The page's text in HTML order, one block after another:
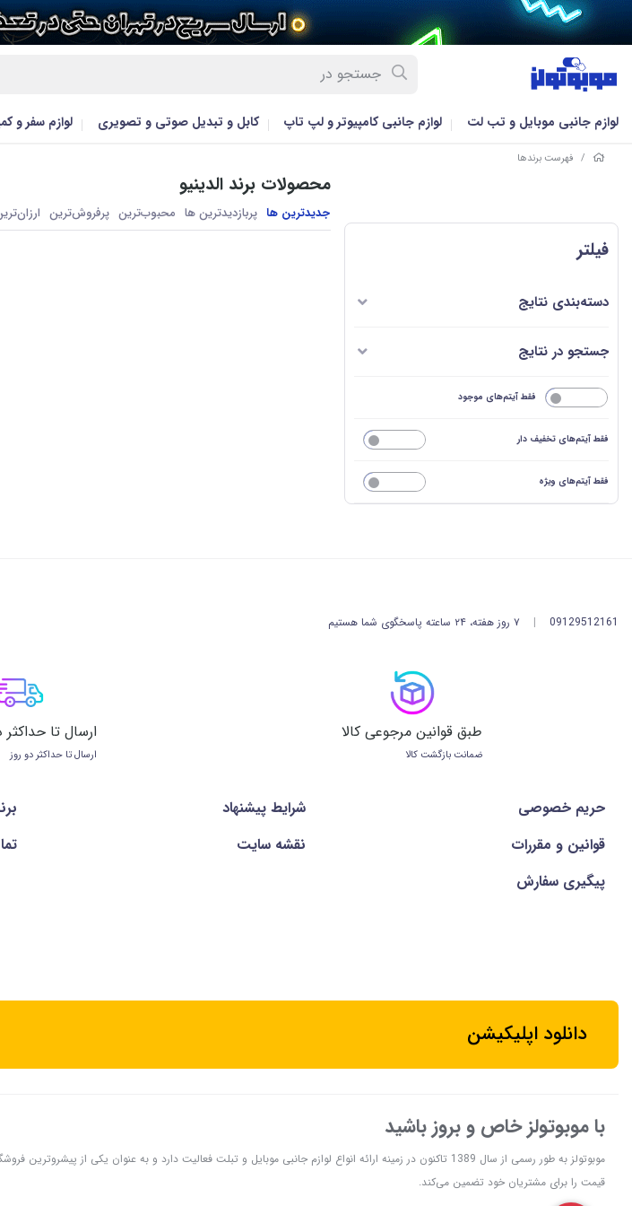
لوازم جانبی موبایل و تب لت لوازم جانبی کامپیوتر و لپ تاپ کابل و تبدیل صوتی و تصویری لوازم سفر و
/ فهرست برندها
فیلتر
دسته‌بندی نتایج
جستجو در نتایج
فقط آیتم‌های موجود
فقط آیتم‌های تخفیف دار
فقط آیتم‌های ویژه
محصولات برند الدینیو
جدیدترین ها پربازدیدترین ها محبوب‌‌ترین پرفروش‌ترین
09129512161
| ۷ روز هفته، ۲۴ ساعته پاسخگوی شما هستیم
طبق قوانین مرجوعی کالا
ضمانت بازگشت کالا
ارسال تا
ارسال تا حداکثر دو روز
حریم خصوصی شرايط پيشنهاد
قوانین و مقررات
نقشه سایت
پیگیری سفارش
دانلود اپلیکیشن
با موبوتولز خاص و بروز باشید
موبوتولز به طور رسمی از سال 1389 تاکنون در زمینه ارائه انواع لوازم جانبی موبایل و تبلت فعالیت دارد و به عنوان یکی از
قیمت را برای مشتریان خود تضمین می‌کند.